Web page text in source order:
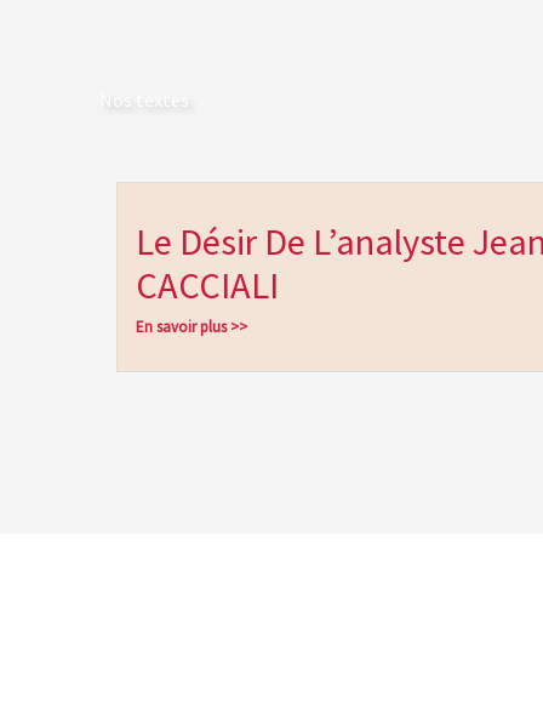
Nos textes
Le Désir De L’analyste
CACCIALI
En savoir plus >>